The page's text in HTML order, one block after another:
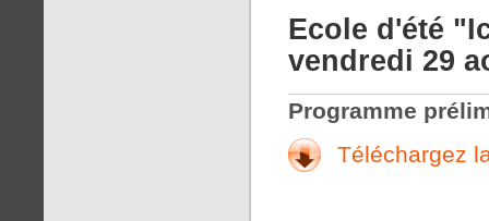
Ecole d'été
vendredi 29
Programme
Téléchargez